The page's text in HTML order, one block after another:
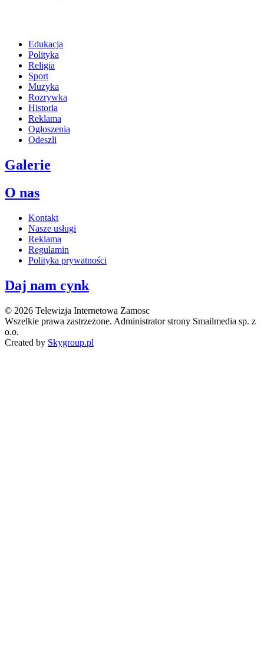
Edukacja
Polityka
Religia
Sport
Muzyka
Rozrywka
Historia
Reklama
Ogłoszenia
Odeszli
Galerie
O nas
Kontakt
Nasze usługi
Reklama
Regulamin
Polityka prywatności
Daj nam cynk
© 2026 Telewizja Internetowa Zamosc
Wszelkie prawa zastrzeżone. Administrator strony Smailmedia sp. z
o.o.
Created by Skygroup.pl